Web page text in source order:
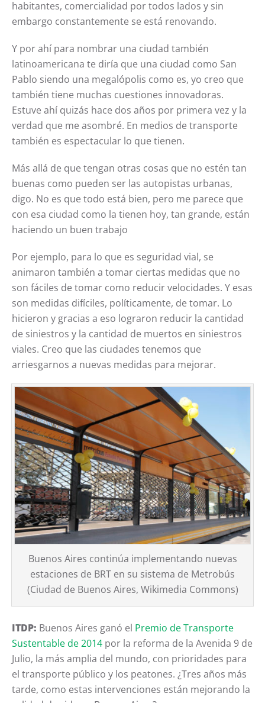
habitantes, comercialidad por todos lados y sin
embargo constantemente se está renovando.
Y por ahí para nombrar una ciudad también
latinoamericana te diría que una ciudad como San
Pablo siendo una megalópolis como es, yo creo que
también tiene muchas cuestiones innovadoras.
Estuve ahí quizás hace dos años por primera vez y la
verdad que me asombré. En medios de transporte
también es espectacular lo que tienen.
Más allá de que tengan otras cosas que no estén tan
buenas como pueden ser las autopistas urbanas,
digo. No es que todo está bien, pero me parece que
con esa ciudad como la tienen hoy, tan grande, están
haciendo un buen trabajo
Por ejemplo, para lo que es seguridad vial, se
animaron también a tomar ciertas medidas que no
son fáciles de tomar como reducir velocidades. Y esas
son medidas difíciles, políticamente, de tomar. Lo
hicieron y gracias a eso lograron reducir la cantidad
de siniestros y la cantidad de muertos en siniestros
viales. Creo que las ciudades tenemos que
arriesgarnos a nuevas medidas para mejorar.
Buenos Aires continúa implementando nuevas
estaciones de BRT en su sistema de Metrobús
(Ciudad de Buenos Aires, Wikimedia Commons)
ITDP: Buenos Aires ganó el Premio de Transporte
Sustentable de 2014 por la reforma de la Avenida 9 de
Julio, la más amplia del mundo, con prioridades para
el transporte público y los peatones. ¿Tres años más
tarde, como estas intervenciones están mejorando la